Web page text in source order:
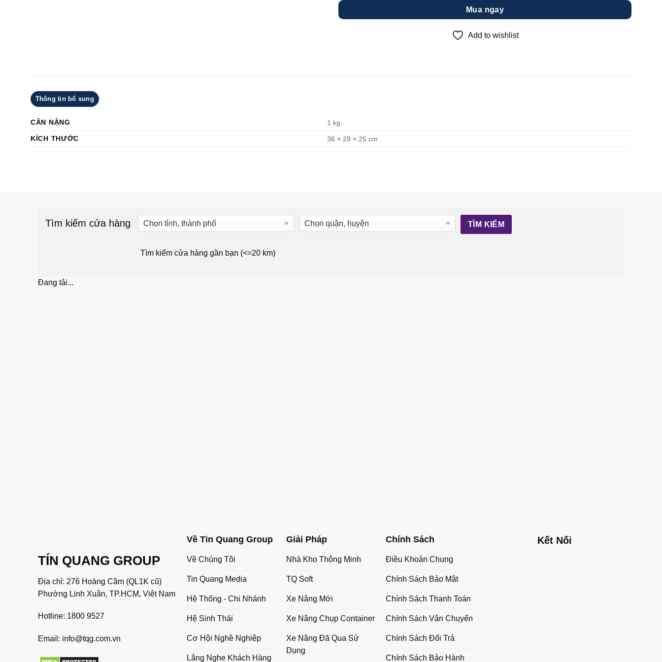
Mua ngay
Add to wishlist
Thông tin bổ sung
CÂN NẶNG
1 kg
KÍCH THƯỚC
36 × 29 × 25 cm
Tìm kiếm cửa hàng
Tìm kiếm cửa hàng gần bạn (<=20 km)
Đang tải...
TÍN QUANG GROUP
Địa chỉ: 276 Hoàng Cầm (QL1K cũ)
Phường Linh Xuân, TP.HCM, Việt Nam
Hotline: 1800 9527
Email: info@tqg.com.vn
Về Tin Quang Group
Về Chúng Tôi
Tin Quang Media
Hệ Thống - Chi Nhánh
Hệ Sinh Thái
Cơ Hội Nghề Nghiệp
Lắng Nghe Khách Hàng
Giải Pháp
Nhà Kho Thông Minh
TQ Soft
Xe Nâng Mới
Xe Nâng Chụp Container
Xe Nâng Đã Qua Sử
Dụng
Chính Sách
Điều Khoản Chung
Chính Sách Bảo Mật
Chính Sách Thanh Toán
Chính Sách Vận Chuyển
Chính Sách Đổi Trả
Chính Sách Bảo Hành
Kết Nối